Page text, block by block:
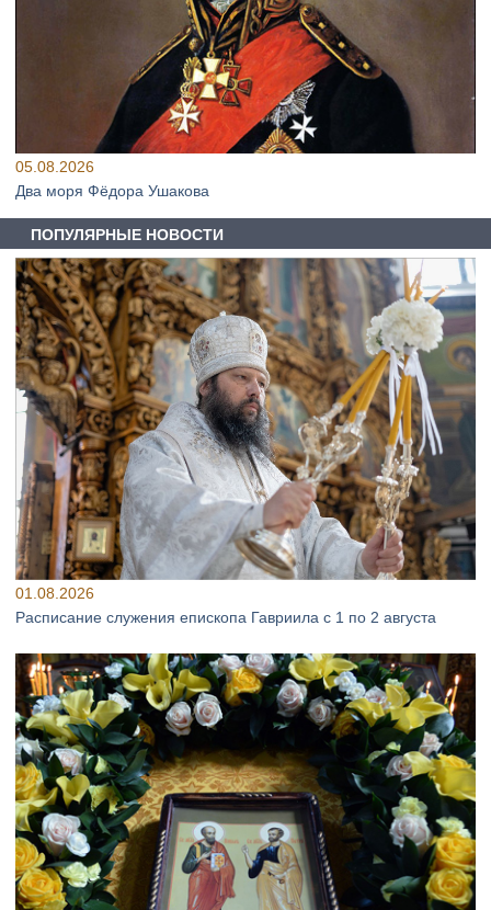
05.08.2026
Два моря Фёдора Ушакова
ПОПУЛЯРНЫЕ НОВОСТИ
01.08.2026
Расписание служения епископа Гавриила с 1 по 2 августа